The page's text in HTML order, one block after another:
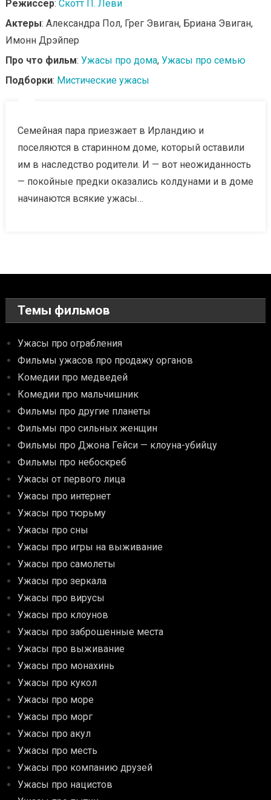
Режиссер: Скотт П. Леви
Актеры: Александра Пол, Грег Эвиган, Бриана Эвиган,
Имонн Дрэйпер
Про что фильм: Ужасы про дома, Ужасы про семью
Подборки: Мистические ужасы
Семейная пара приезжает в Ирландию и
поселяются в старинном доме, который оставили
им в наследство родители. И — вот неожиданность
— покойные предки оказались колдунами и в доме
начинаются всякие ужасы…
Темы фильмов
Ужасы про ограбления
Фильмы ужасов про продажу органов
Комедии про медведей
Комедии про мальчишник
Фильмы про другие планеты
Фильмы про сильных женщин
Фильмы про Джона Гейси — клоуна-убийцу
Фильмы про небоскреб
Ужасы от первого лица
Ужасы про интернет
Ужасы про тюрьму
Ужасы про сны
Ужасы про игры на выживание
Ужасы про самолеты
Ужасы про зеркала
Ужасы про вирусы
Ужасы про клоунов
Ужасы про заброшенные места
Ужасы про выживание
Ужасы про монахинь
Ужасы про кукол
Ужасы про море
Ужасы про морг
Ужасы про акул
Ужасы про месть
Ужасы про компанию друзей
Ужасы про нацистов